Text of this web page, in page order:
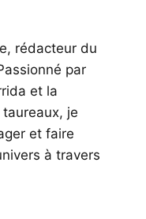
rédacteur du
par
et la
je
et faire
à travers